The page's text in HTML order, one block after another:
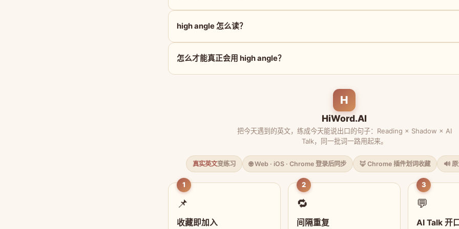
high angle 怎么读？
怎么才能真正会用 high angle？
H
HiWord.AI
把今天遇到的英文，练成今天能说出口的句子：Reading × Shadow × AI
Talk，同一批词一路用起来。
真实英文变练习 🌐 Web · iOS · Chrome 登录后同步 🦊 Chrome 插件划词收藏 🔊
1
📌
收藏即加入
2
🔁
间隔重复
3
💬
AI Talk 开